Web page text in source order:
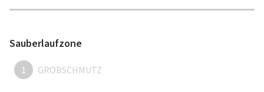
Sauberlaufzone
1 GROBSCHMUTZ